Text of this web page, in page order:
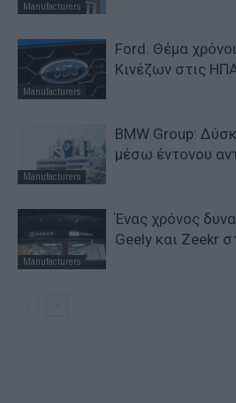
Manufacturers
Manufacturers
Ford: Θέμα
Κινέζων στις
Manufacturers
BMW Group:
μέσω έντονου
Manufacturers
Ένας χρόνος
Geely και Zeekr